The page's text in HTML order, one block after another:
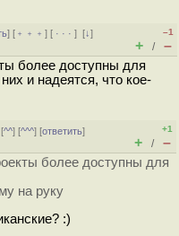
] [ ﹢﹢﹢] [ · · ·][↓]
–1
+ / –
более доступны для
и надеятся, что кое-
^^] [^^^] [ответить]
+1
+ / –
более доступны для
на руку
:)